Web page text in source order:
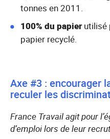
tonnes en 2011.
100% du papierutilisé
papier recyclé.
Axe #3 : encourager
reculer les
France Travail agit pour
d’emploi lors de leur